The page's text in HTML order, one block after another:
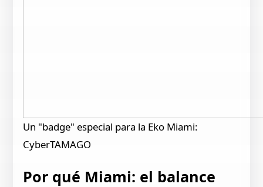
Un "badge" especial para la Eko Miami:
CyberTAMAGO
Por qué Miami: el balance